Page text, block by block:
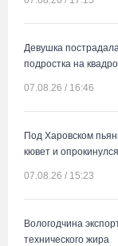
Девушка
подростка на
07.08.26 / 16:46
Под Харовском
кювет и опрокинулся
07.08.26 / 15:23
Вологодчина
технического жира